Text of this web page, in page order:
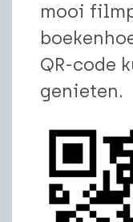
mooi
QR-code
genieten.